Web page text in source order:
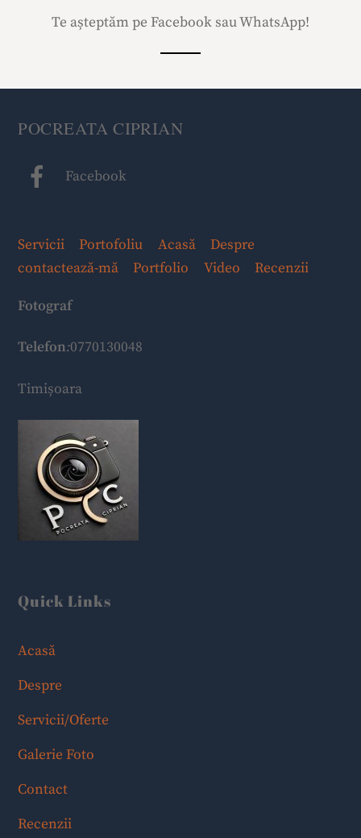
Te așteptăm pe Facebook sau WhatsApp!
POCREATA CIPRIAN
Facebook
Servicii Portofoliu Acasă
Despre
contactează-mă
Portfolio Video Recenzii
Fotograf
Telefon:0770130048
Timișoara
Quick Links
Acasă
Despre
Servicii/Oferte
Galerie Foto
Contact
Recenzii